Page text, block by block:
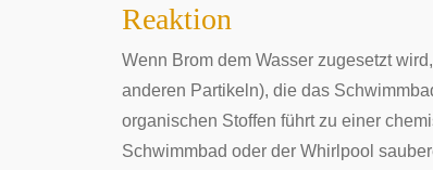
Reaktion
Wenn Brom dem Wasser zugesetzt
anderen Partikeln), die das
organischen Stoffen führt zu einer
Schwimmbad oder der Whirlpool